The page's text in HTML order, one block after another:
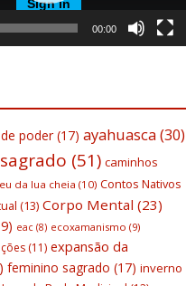
00:00
poder(17) ayahuasca(30)
(51) caminhos
da lua cheia (10) Contos Nativos
(13) Corpo Mental (23)
eac (8) ecoxamanismo (9)
(11) expansão da
feminino sagrado (17) inverno